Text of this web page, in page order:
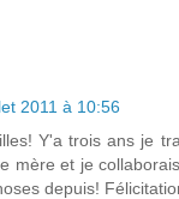
2011 à 10:56
Y'a trois ans je
mère et je
depuis!